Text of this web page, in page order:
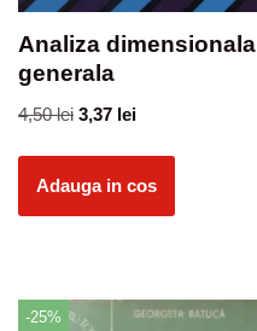
Analiza dimensionala
generala
4,50lei 3,37 lei
Adauga in cos
-25%